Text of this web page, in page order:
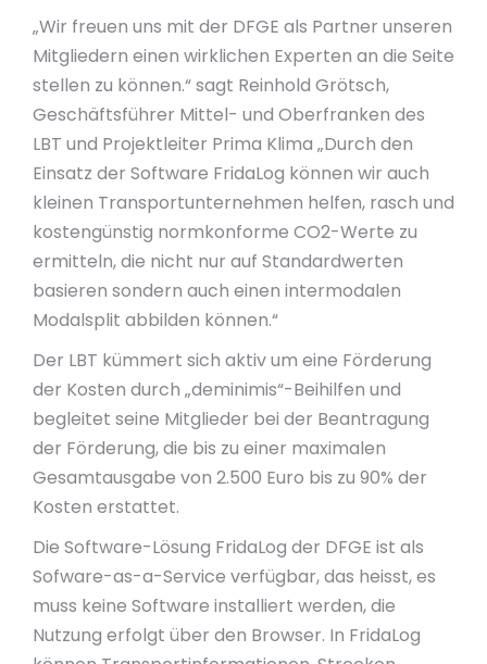
„Wir freuen uns mit der DFGE als Partner unseren
Mitgliedern einen wirklichen Experten an die Seite
stellen zu können.“ sagt Reinhold Grötsch,
Geschäftsführer Mittel- und Oberfranken des
LBT und Projektleiter Prima Klima „Durch den
Einsatz der Software FridaLog können wir auch
kleinen Transportunternehmen helfen, rasch und
kostengünstig normkonforme CO2-Werte zu
ermitteln, die nicht nur auf Standardwerten
basieren sondern auch einen intermodalen
Modalsplit abbilden können.“
Der LBT kümmert sich aktiv um eine Förderung
der Kosten durch „deminimis“-Beihilfen und
begleitet seine Mitglieder bei der Beantragung
der Förderung, die bis zu einer maximalen
Gesamtausgabe von 2.500 Euro bis zu 90% der
Kosten erstattet.
Die Software-Lösung FridaLog der DFGE ist als
Sofware-as-a-Service verfügbar, das heisst, es
muss keine Software installiert werden, die
Nutzung erfolgt über den Browser. In FridaLog